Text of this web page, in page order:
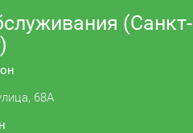
(Санкт-
68А